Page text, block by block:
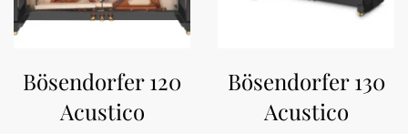
Bösendorfer 120
Acustico
Bösendorfer 130
Acustico